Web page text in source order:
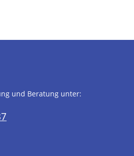
und Beratung unter: